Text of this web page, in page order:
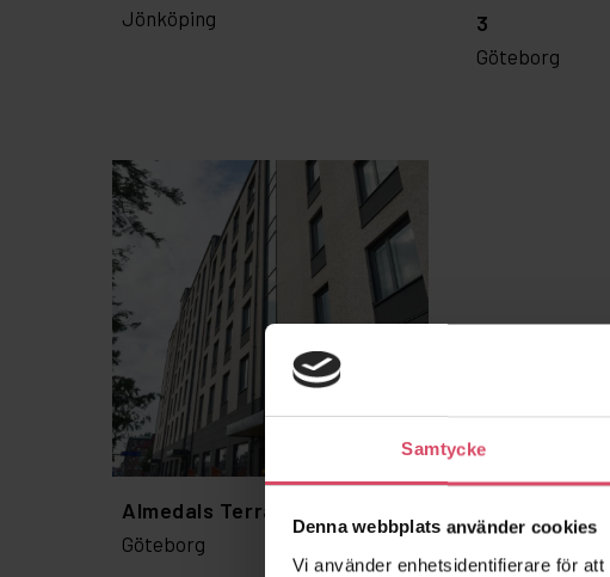
Samtycke
Denna webbplats använder cookies
Vi använder enhetsidentifierare för
Jönköping
3
Göteborg
Almedals Terrasser
Göteborg